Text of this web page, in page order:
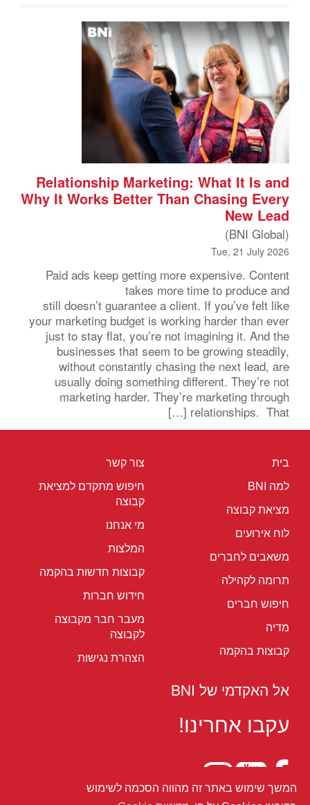
המשך שימוש באתר זה מהווה הסכמה לשימוש
Relationship Marketing: What It Is and
Why It Works Better Than Chasing Every
New Lead
(BNI Global)
Tue, 21 July 2026
Paid ads keep getting more expensive. Content
takes more time to produce and
still doesn’t guarantee a client. If you’ve felt like
your marketing budget is working harder than ever
just to stay flat, you’re not imagining it. And the
businesses that seem to be growing steadily,
without constantly chasing the next lead, are
usually doing something different. They’re not
marketing harder. They’re marketing through
relationships. That […]
בית
למה BNI
מציאת קבוצה
לוח אירועים
משאבים לחברים
תרומה לקהילה
חיפוש חברים
מדיה
קבוצות בהקמה
צור קשר
חיפוש מתקדם למציאת
קבוצה
מי אנחנו
המלצות
קבוצות חדשות בהקמה
חידוש חברות
מעבר חבר מקבוצה
לקבוצה
הצהרת נגישות
אל האקדמי של BNI
עקבו אחרינו!